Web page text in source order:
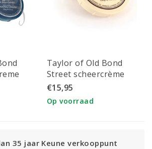
Taylor of Old Bond
Street scheercrème
Sandalwood
€15,95
Op voorraad
35 jaar Keune verkooppunt